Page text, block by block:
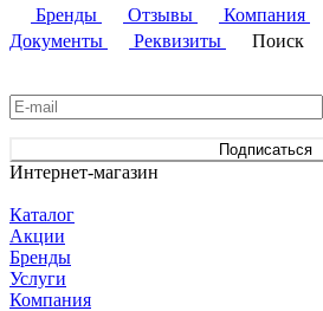
Бренды
Отзывы Компания
Документы
Реквизиты Поиск
Подписаться
Интернет-магазин
Каталог
Акции
Бренды
Услуги
Компания